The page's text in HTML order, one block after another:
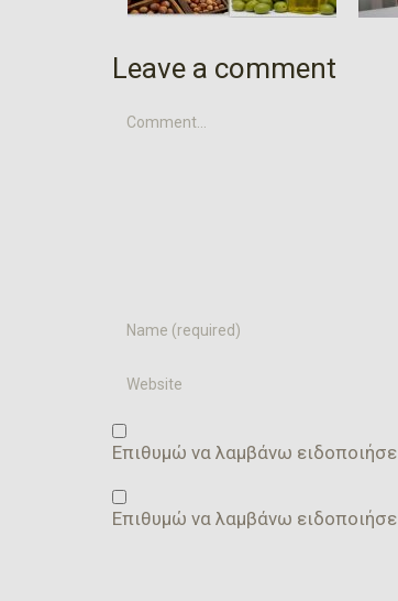
Leave a comment
Comment...
Name
Website
Επιθυμώ να λαμβάνω
Επιθυμώ να λαμβάνω